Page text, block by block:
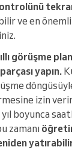
ve en
görüşme
yapın.
izin
boyunca
zamanı